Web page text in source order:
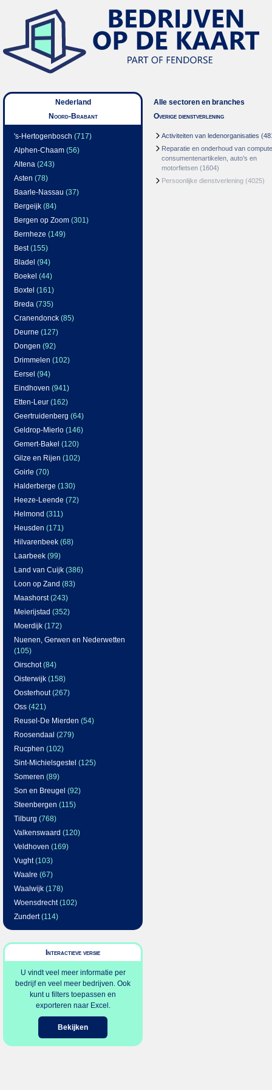
Nederland
Noord-Brabant
's-Hertogenbosch (717)
Alphen-Chaam (56)
Altena (243)
Asten (78)
Baarle-Nassau (37)
Bergeijk (84)
Bergen op Zoom (301)
Bernheze (149)
Best(155)
Bladel (94)
Boekel (44)
Boxtel (161)
Breda (735)
Cranendonck (85)
Deurne (127)
Dongen (92)
Drimmelen (102)
Eersel (94)
Eindhoven (941)
Etten-Leur (162)
Geertruidenberg (64)
Geldrop-Mierlo (146)
Gemert-Bakel (120)
Gilze en Rijen (102)
Goirle (70)
Halderberge (130)
Heeze-Leende (72)
Helmond (311)
Heusden (171)
Hilvarenbeek (68)
Laarbeek (99)
Land van Cuijk (386)
Loon op Zand (83)
Maashorst(243)
Meierijstad (352)
Moerdijk (172)
Nuenen, Gerwen en Nederwetten
(105)
Oirschot(84)
Oisterwijk (158)
Oosterhout(267)
Oss (421)
Reusel-De Mierden (54)
Roosendaal (279)
Rucphen (102)
Sint-Michielsgestel (125)
Someren (89)
Son en Breugel (92)
Steenbergen (115)
Tilburg (768)
Valkenswaard (120)
Veldhoven (169)
Vught(103)
Waalre (67)
Waalwijk (178)
Woensdrecht(102)
Zundert(114)
Interactieve versie
U vindt veel meer informatie per
bedrijf en veel meer bedrijven. Ook
kunt u filters toepassen en
exporteren naar Excel.
Bekijken
Alle sectoren en branches
Overige dienstverlening
Activiteiten van ledenorganisaties
Reparatie en onderhoud van
consumentenartikelen, auto’s en
motorfietsen (1604)
Persoonlijke dienstverlening (4025)